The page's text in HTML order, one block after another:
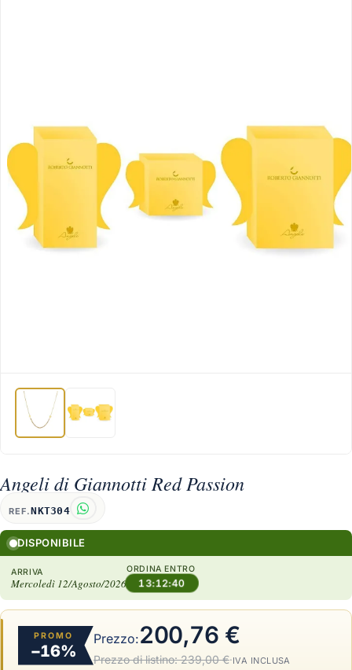
Angeli di Giannotti Red Passion
REF.NKT304
DISPONIBILE
ARRIVA
Mercoledì 12/Agosto/2026
ORDINA ENTRO
13:12:39
PROMO
−16%
Prezzo:200,76 €
Prezzo di listino:239,00 €·IVA INCLUSA